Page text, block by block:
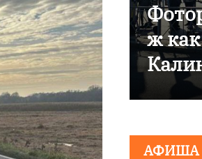
Фоторепорта
ж как в
Калининград
е
эвакуировали
ТЦ из-за
АФИША